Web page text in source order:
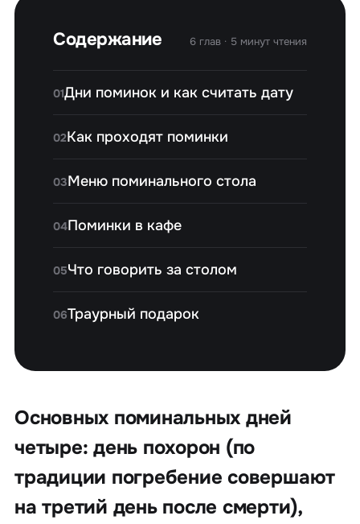
Содержание 6 глав · 5 минут чтения
01Дни поминок и как считать дату
02Как проходят поминки
03Меню поминального стола
04Поминки в кафе
05Что говорить за столом
06Траурный подарок
Основных поминальных дней
четыре: день похорон (по
традиции погребение совершают
на третий день после смерти),